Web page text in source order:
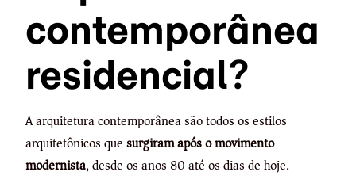
contemporânea
residencial?
A arquitetura contemporânea são todos os estilos
arquitetônicos quesurgiram após o movimento
modernista, desde os anos 80 até os dias de hoje.